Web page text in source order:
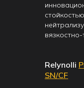
Relynolli
SN/CF